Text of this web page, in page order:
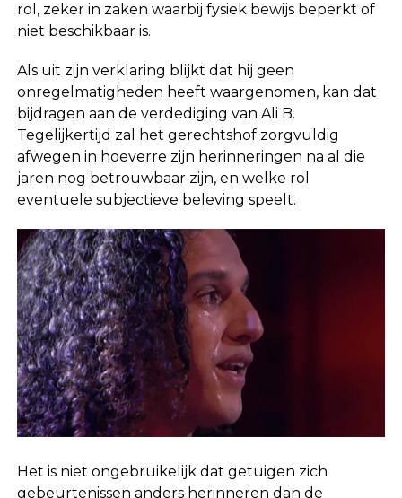
rol, zeker in zaken waarbij fysiek bewijs beperkt of
niet beschikbaar is.
Als uit zijn verklaring blijkt dat hij geen
onregelmatigheden heeft waargenomen, kan dat
bijdragen aan de verdediging van Ali B.
Tegelijkertijd zal het gerechtshof zorgvuldig
afwegen in hoeverre zijn herinneringen na al die
jaren nog betrouwbaar zijn, en welke rol
eventuele subjectieve beleving speelt.
Het is niet ongebruikelijk dat getuigen zich
gebeurtenissen anders herinneren dan de